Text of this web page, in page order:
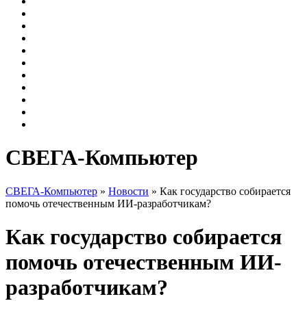
СВЕГА-Компьютер
СВЕГА-Компьютер » Новости » Как государство собирается
помочь отечественным ИИ-разработчикам?
Как государство собирается
помочь отечественным ИИ-
разработчикам?